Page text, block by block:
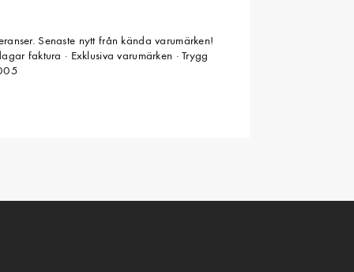
Senaste nytt från kända varumärken!
faktura · Exklusiva varumärken · Trygg